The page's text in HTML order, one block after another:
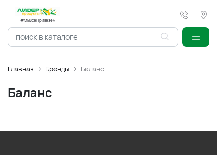
#МыВсёПривезем
Главная Бренды Баланс
Баланс